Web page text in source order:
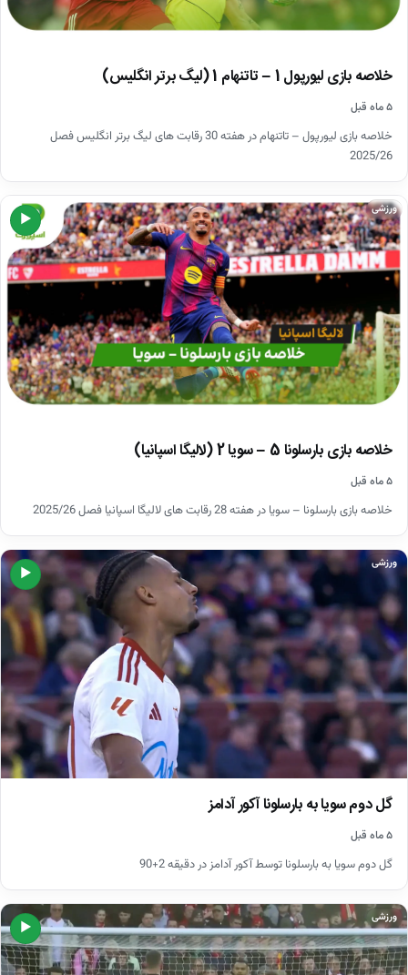
خلاصه بازی لیورپول 1 – تاتنهام 1 (لیگ برتر انگلیس)
۵ ماه قبل
خلاصه بازی لیورپول – تاتنهام در هفته 30 رقابت های لیگ برتر انگلیس فصل
2025/26
▶
ورزشی
خلاصه بازی بارسلونا 5 – سویا 2 (لالیگا اسپانیا)
۵ ماه قبل
خلاصه بازی بارسلونا – سویا در هفته 28 رقابت های لالیگا اسپانیا فصل 2025/26
▶
ورزشی
گل دوم سویا به بارسلونا آکور آدامز
۵ ماه قبل
گل دوم سویا به بارسلونا توسط آکور آدامز در دقیقه 2+90
▶
ورزشی